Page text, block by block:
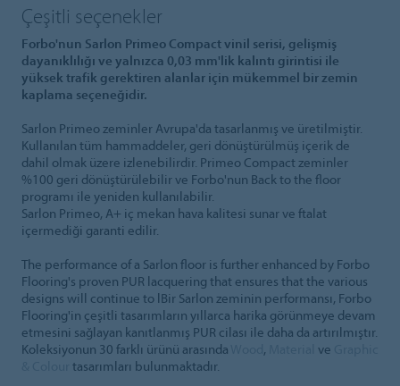
Çeşitli seçenekler
Forbo'nun Sarlon Primeo Compact vinil serisi, gelişmiş
dayanıklılığı ve yalnızca 0,03 mm'lik kalıntı girintisi ile
yüksek trafik gerektiren alanlar için mükemmel bir zemin
kaplama seçeneğidir.
Sarlon Primeo zeminler Avrupa'da tasarlanmış ve üretilmiştir.
Kullanılan tüm hammaddeler, geri dönüştürülmüş içerik de
dahil olmak üzere izlenebilirdir. Primeo Compact zeminler
%100 geri dönüştürülebilir ve Forbo'nun Back to the floor
programı ile yeniden kullanılabilir.
Sarlon Primeo, A+ iç mekan hava kalitesi sunar ve ftalat
içermediği garanti edilir.
The performance of a Sarlon floor is further enhanced by Forbo
Flooring's proven PUR lacquering that ensures that the various
designs will continue to lBir Sarlon zeminin performansı, Forbo
Flooring'in çeşitli tasarımların yıllarca harika görünmeye devam
etmesini sağlayan kanıtlanmış PUR cilası ile daha da artırılmıştır.
Koleksiyonun 30 farklı ürünü arasında
, ve
tasarımları bulunmaktadır.